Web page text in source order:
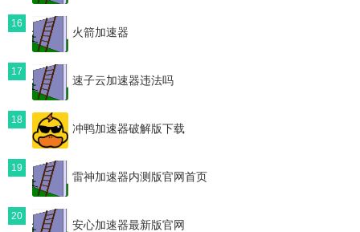
16
火箭加速器
17
速子云加速器违法吗
18
冲鸭加速器破解版下载
19
雷神加速器内测版官网首页
20
安心加速器最新版官网